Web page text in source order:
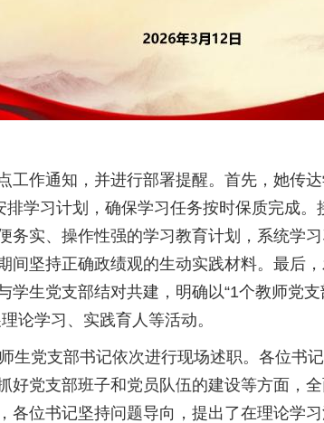
工作通知，并进行部署提醒。首先，她传
排学习计划，确保学习任务按时保质完成
务实、操作性强的学习教育计划，系统学
间坚持正确政绩观的生动实践材料。最后
学生党支部结对共建，明确以“1个教师党
论学习、实践育人等活动。
生党支部书记依次进行现场述职。各位书
好党支部班子和党员队伍的建设等方面，
各位书记坚持问题导向，提出了在理论学